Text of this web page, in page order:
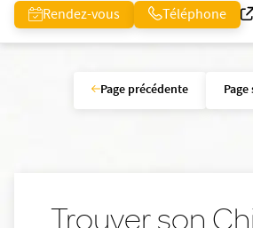
Rendez-vous Téléphone
Page précédente
Trouver son